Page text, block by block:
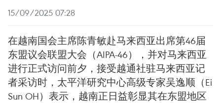
15/09/2025 07:28
在越南国会主席陈青敏赴马来西亚出席第46届
东盟议会联盟大会（AIPA-46），并对马来西亚
进行正式访问前夕，接受越通社驻马来西亚记
者采访时，太平洋研究中心高级专家吴逸顺（Ei
Sun OH）表示，越南正日益彰显其在东盟地区